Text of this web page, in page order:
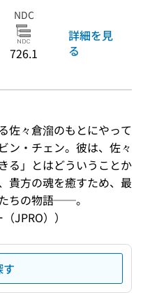
NDC
726.1
詳細を見
る
佐々倉溜のもとにやって
ン・チェン。彼は、佐々
る」とはどういうことか
貴方の魂を癒すため、最
ちの物語──。
JPRO））
す